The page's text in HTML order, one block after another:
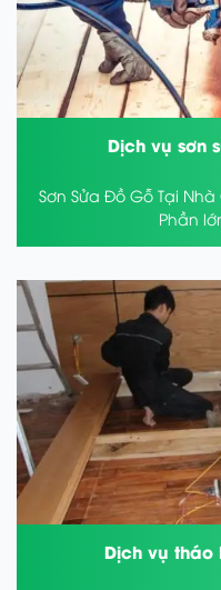
Dịch vụ sơn
Sơn Sửa Đồ Gỗ Tại
Phần
Dịch vụ tháo